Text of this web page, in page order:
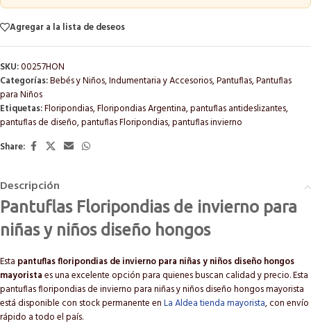
Agregar a la lista de deseos
SKU:00257HON
Categorías:Bebés y Niños,Indumentaria y Accesorios,Pantuflas,Pantuflas
para Niños
Etiquetas:Floripondias,Floripondias Argentina,pantuflas antideslizantes,
pantuflas de diseño,pantuflas Floripondias,pantuflas invierno
Share:
Descripción
Pantuflas Floripondias de invierno para
niñas y niños diseño hongos
Esta pantuflas floripondias de invierno para niñas y niños diseño hongos
mayoristaes una excelente opción para quienes buscan calidad y precio. Esta
pantuflas floripondias de invierno para niñas y niños diseño hongos mayorista
está disponible con stock permanente enLa Aldea tienda mayorista, con envío
rápido a todo el país.